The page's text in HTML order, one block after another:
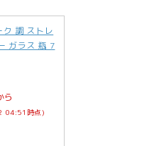
ク 調 ストレ
ガラス 瓶 7
ら
04:51時点)